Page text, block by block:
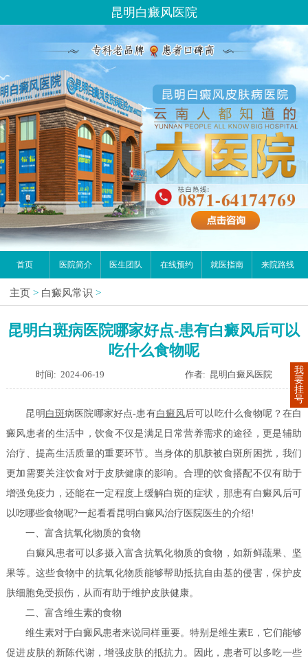
昆明白癜风医院
首页 医院简介 医生团队 在线预约 就医指南 来院路线
主页 > 白癜风常识 >
昆明白斑病医院哪家好点-患有白癜风后可以
吃什么食物呢
时间: 2024-06-19 作者: 昆明白癜风医院
昆明 白斑病医院哪家好点-患有白癜风后可以吃什么食物呢？在白
癜风患者的生活中，饮食不仅是满足日常营养需求的途径，更是辅助
治疗、提高生活质量的重要环节。当身体的肌肤被白斑所困扰，我们
更加需要关注饮食对于皮肤健康的影响。合理的饮食搭配不仅有助于
增强免疫力，还能在一定程度上缓解白斑的症状，那患有白癜风后可
以吃哪些食物呢?一起看看昆明白癜风治疗医院医生的介绍!
一、富含抗氧化物质的食物
白癜风患者可以多摄入富含抗氧化物质的食物，如新鲜蔬果、坚
果等。这些食物中的抗氧化物质能够帮助抵抗自由基的侵害，保护皮
肤细胞免受损伤，从而有助于维护皮肤健康。
二、富含维生素的食物
维生素对于白癜风患者来说同样重要。特别是维生素E，它们能够
促进皮肤的新陈代谢，增强皮肤的抵抗力。因此，患者可以多吃一些
我
要
挂
号